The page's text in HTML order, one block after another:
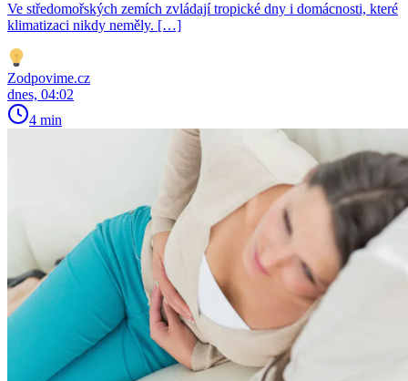
Ve středomořských zemích zvládají tropické dny i domácnosti, které
klimatizaci nikdy neměly. […]
Zodpovime.cz
dnes, 04:02
4 min